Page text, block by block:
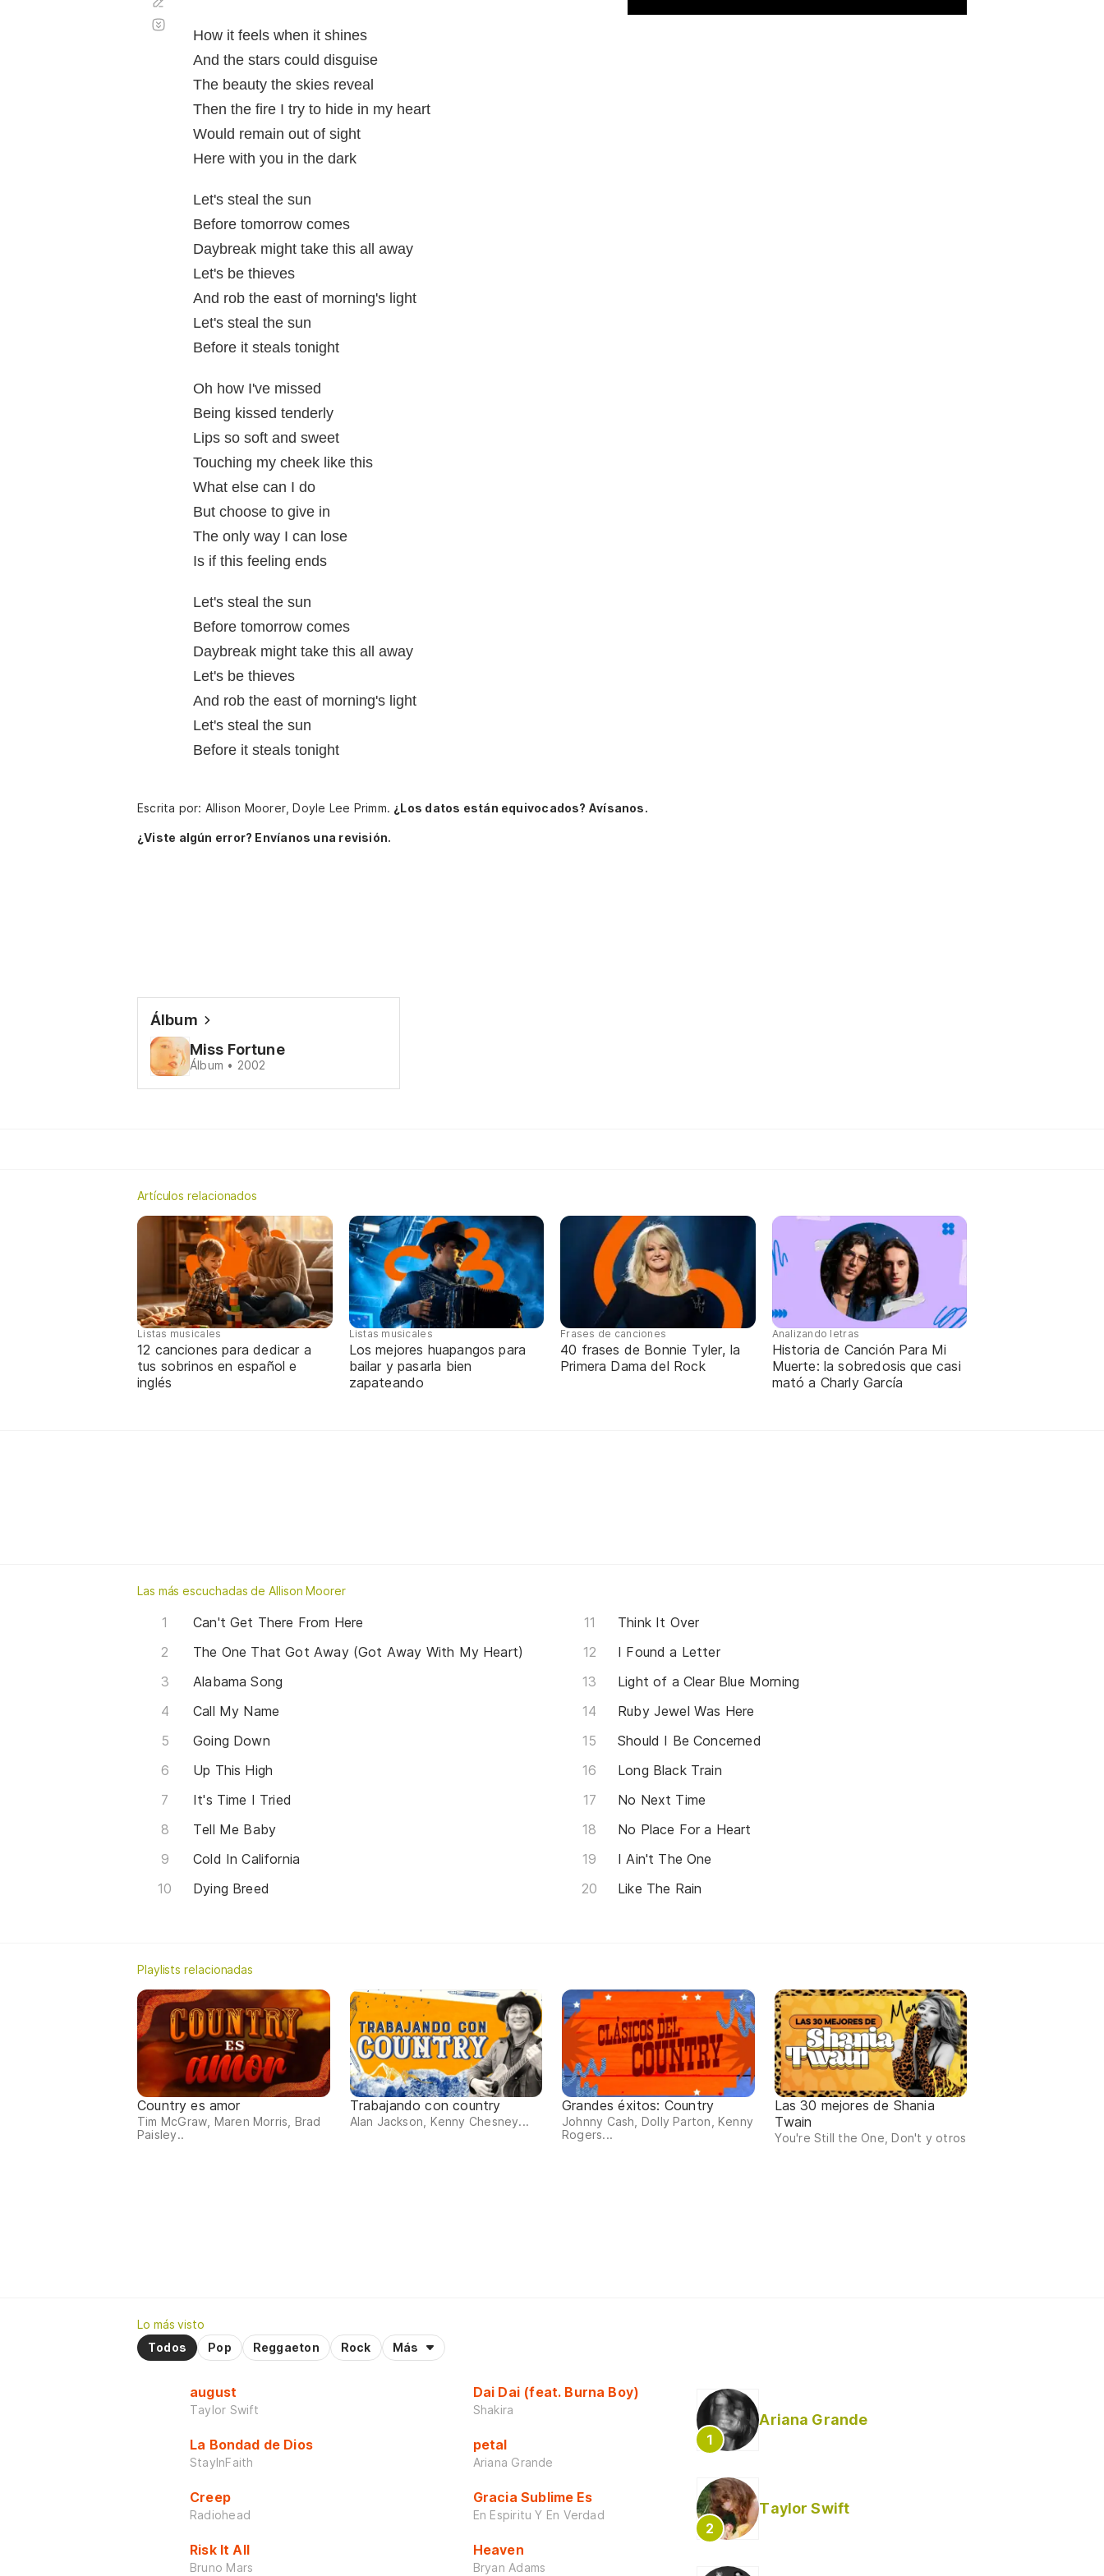
How it feels when it shines
And the stars could disguise
The beauty the skies reveal
Then the fire I try to hide in my heart
Would remain out of sight
Here with you in the dark
Let's steal the sun
Before tomorrow comes
Daybreak might take this all away
Let's be thieves
And rob the east of morning's light
Let's steal the sun
Before it steals tonight
Oh how I've missed
Being kissed tenderly
Lips so soft and sweet
Touching my cheek like this
What else can I do
But choose to give in
The only way I can lose
Is if this feeling ends
Let's steal the sun
Before tomorrow comes
Daybreak might take this all away
Let's be thieves
And rob the east of morning's light
Let's steal the sun
Before it steals tonight
automático
Escrita por: Allison Moorer, Doyle Lee Primm. ¿Los datos están equivocados? Avísanos.
¿Viste algún error? Envíanos una revisión.
Álbum
Miss Fortune
Álbum • 2002
Artículos relacionados
Listas musicales
12 canciones para dedicar a
tus sobrinos en español e
inglés
Listas musicales
Los mejores huapangos para
bailar y pasarla bien
zapateando
Frases de canciones
40 frases de Bonnie Tyler, la
Primera Dama del Rock
Analizando letras
Historia de Canción Para Mi
Muerte: la sobredosis que casi
mató a Charly García
Las más escuchadas de Allison Moorer
Can't Get There From Here
The One That Got Away (Got Away With My Heart)
Alabama Song
Call My Name
Going Down
Up This High
It's Time I Tried
Tell Me Baby
Cold In California
Dying Breed
Think It Over
I Found a Letter
Light of a Clear Blue Morning
Ruby Jewel Was Here
Should I Be Concerned
Long Black Train
No Next Time
No Place For a Heart
I Ain't The One
Like The Rain
Playlists relacionadas
Country es amor
Tim McGraw, Maren Morris, Brad
Paisley..
Trabajando con country
Alan Jackson, Kenny Chesney...
Grandes éxitos: Country
Johnny Cash, Dolly Parton, Kenny
Rogers...
Las 30 mejores de Shania
Twain
You're Still the One, Don't y otros
Lo más visto
Todos
Pop Reggaeton Rock Más
august
Taylor Swift
La Bondad de Dios
StayInFaith
Creep
Radiohead
Risk It All
Bruno Mars
Dai Dai (feat. Burna Boy)
Shakira
petal
Ariana Grande
Gracia Sublime Es
En Espiritu Y En Verdad
Heaven
Bryan Adams
Ariana Grande
Taylor Swift